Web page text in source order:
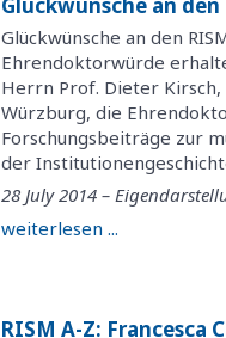
Glückwünsche an
Glückwünsche an den
Ehrendoktorwürde
Herrn Prof. Dieter
Würzburg, die
Forschungsbeiträge zur
der
28 July 2014 –
weiterlesen ...
RISM A-Z: Francesca